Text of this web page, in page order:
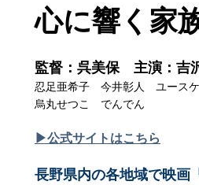
心に響く家
監督：呉美保 主演：吉
忍足亜希子 今井彰人 ユースケ
烏丸せつこ でんでん
▶公式サイトはこちら
長野県内の各地域で映画